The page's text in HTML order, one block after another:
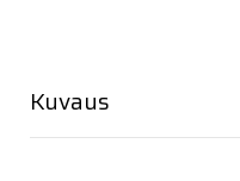
Kuvaus